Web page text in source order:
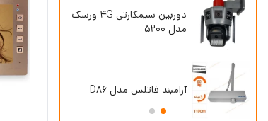
دوربین سیمکارتی 4G ورسک
مدل 5200
آرامبند فاتلس مدل D86